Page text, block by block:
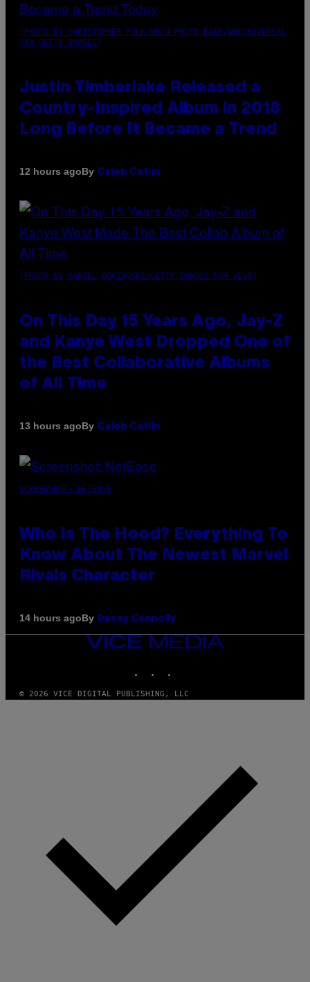
(PHOTO BY CHRISTOPHER POLK/NBCU PHOTO BANK/NBCUNIVERSAL
VIA GETTY IMAGES)
Justin Timberlake Released a
Country-Inspired Album in 2018
Long Before It Became a Trend
12 hours agoBy Caleb Catlin
(PHOTO BY DANIEL BOCZARSKI/GETTY IMAGES FOR VEVO)
On This Day 15 Years Ago, Jay-Z
and Kanye West Dropped One of
the Best Collaborative Albums
of All Time
13 hours agoBy Caleb Catlin
SCREENSHOT: NETEASE
Who Is The Hood? Everything To
Know About The Newest Marvel
Rivals Character
14 hours agoBy Denny Connolly
VICE
MEDIA
© 2026 VICE DIGITAL PUBLISHING, LLC